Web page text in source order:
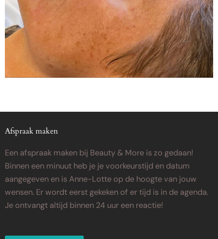
Afspraak maken
Een afspraak maken bij Beauty & More is zo gedaan!
Binnen een minuut heb je je voorkeurstijd en datum
aangegeven en is Anne-Lotte op de hoogte van jouw
wensen. Er wordt eerst gekeken of er tijd is in de agenda.
Je ontvangt altijd binnen 24 uur een reactie!